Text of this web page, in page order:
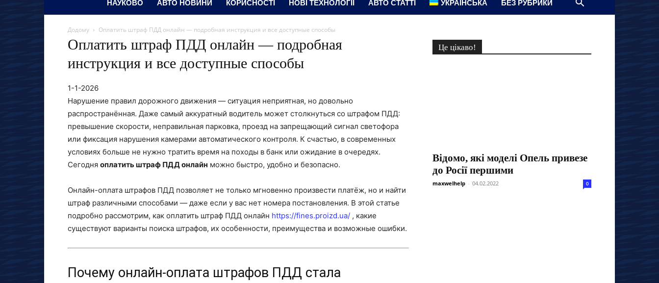
НАУКОВО АВТО НОВИНИ КОРИСНОСТІ НОВІ ТЕХНОЛОГІЇ АВТО СТАТТІ УКРАЇНСЬКА БЕЗ РУБРИКИ
Додому Оплатить штраф ПДД онлайн — подробная инструкция и все доступные способы
Оплатить штраф ПДД онлайн — подробная
инструкция и все доступные способы
1-1-2026
Нарушение правил дорожного движения — ситуация неприятная, но довольно
распространённая. Даже самый аккуратный водитель может столкнуться со штрафом ПДД:
превышение скорости, неправильная парковка, проезд на запрещающий сигнал светофора
или фиксация нарушения камерами автоматического контроля. К счастью, в современных
условиях больше не нужно тратить время на походы в банк или ожидание в очередях.
Сегодня оплатить штраф ПДД онлайн можно быстро, удобно и безопасно.
Онлайн-оплата штрафов ПДД позволяет не только мгновенно произвести платёж, но и найти
штраф различными способами — даже если у вас нет номера постановления. В этой статье
подробно рассмотрим, как оплатить штраф ПДД онлайн https://fines.proizd.ua/ , какие
существуют варианты поиска штрафов, их особенности, преимущества и возможные ошибки.
Почему онлайн-оплата штрафов ПДД стала
Це цікаво!
Відомо, які моделі Опель привезе
до Росії першими
maxwelhelp - 04.02.2022 0